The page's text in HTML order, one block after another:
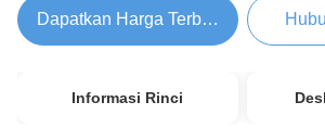
Dapatkan Harga Terbaik
Informasi Rinci